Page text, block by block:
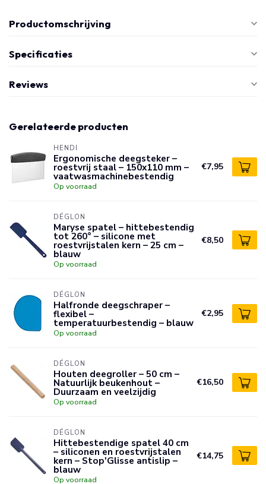
Productomschrijving
Specificaties
Reviews
Gerelateerde producten
HENDI
Ergonomische deegsteker –
roestvrij staal – 150x110 mm –
vaatwasmachinebestendig
Op voorraad
€7,95
DÉGLON
Maryse spatel – hittebestendig
tot 260° – silicone met
roestvrijstalen kern – 25 cm –
blauw
Op voorraad
€8,50
DÉGLON
Halfronde deegschraper –
flexibel –
temperatuurbestendig – blauw
Op voorraad
€2,95
DÉGLON
Houten deegroller – 50 cm –
Natuurlijk beukenhout –
Duurzaam en veelzijdig
Op voorraad
€16,50
DÉGLON
Hittebestendige spatel 40 cm
– siliconen en roestvrijstalen
kern – Stop'Glisse antislip –
blauw
Op voorraad
€14,75